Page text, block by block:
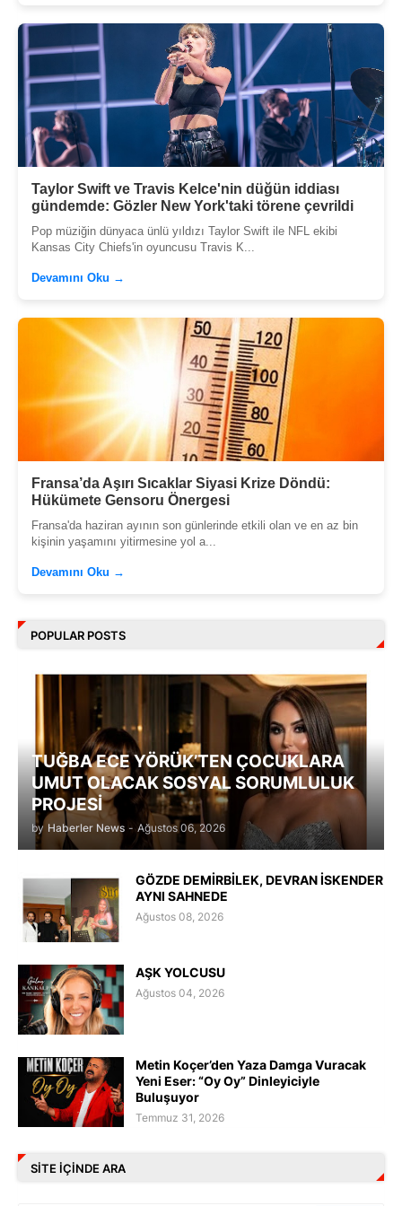
Taylor Swift ve Travis Kelce'nin düğün iddiası
gündemde: Gözler New York'taki törene çevrildi
Pop müziğin dünyaca ünlü yıldızı Taylor Swift ile NFL ekibi
Kansas City Chiefs'in oyuncusu Travis K...
Devamını Oku →
Fransa’da Aşırı Sıcaklar Siyasi Krize Döndü:
Hükümete Gensoru Önergesi
Fransa'da haziran ayının son günlerinde etkili olan ve en az bin
kişinin yaşamını yitirmesine yol a...
Devamını Oku →
POPULAR POSTS
TUĞBA ECE YÖRÜK’TEN ÇOCUKLARA
UMUT OLACAK SOSYAL SORUMLULUK
PROJESİ
by Haberler News - Ağustos 06, 2026
GÖZDE DEMİRBİLEK, DEVRAN İSKENDER
AYNI SAHNEDE
Ağustos 08, 2026
AŞK YOLCUSU
Ağustos 04, 2026
Metin Koçer’den Yaza Damga Vuracak
Yeni Eser: “Oy Oy” Dinleyiciyle
Buluşuyor
Temmuz 31, 2026
SITE IÇINDE ARA